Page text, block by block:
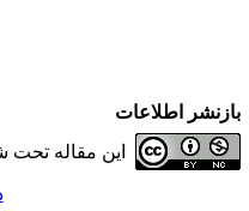
بازنشر اطلاعات
این مقاله تحت